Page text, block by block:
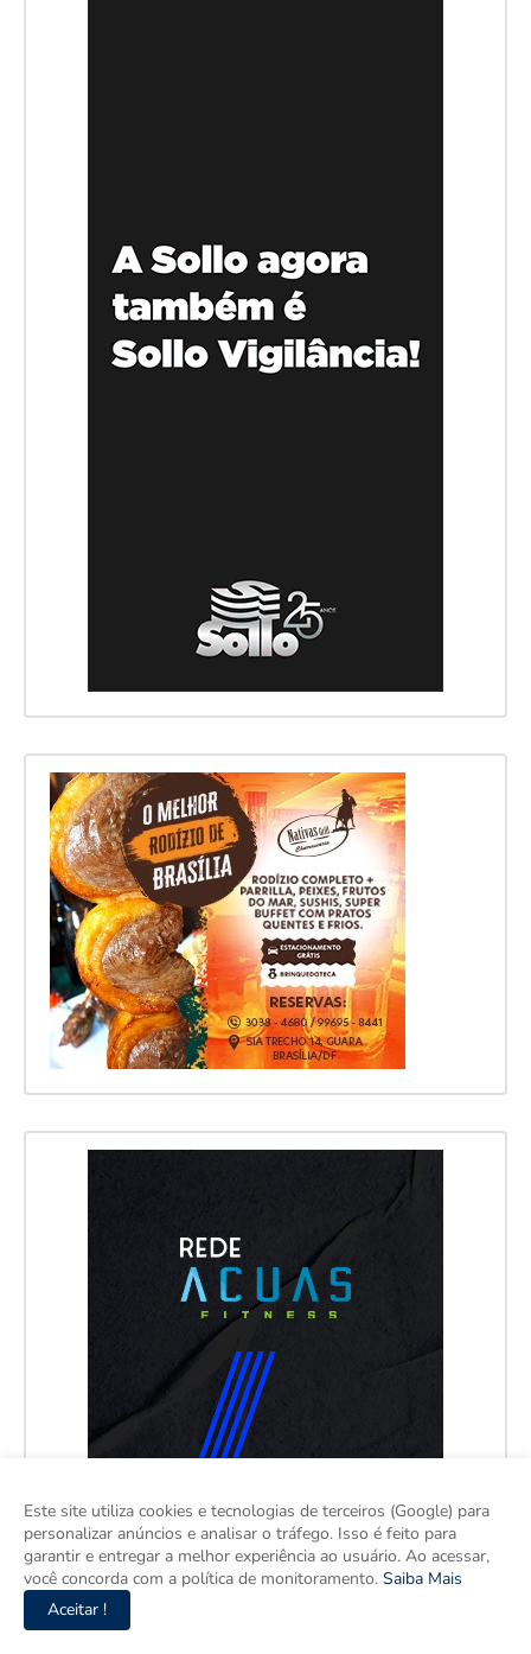
Este site utiliza cookies e tecnologias de terceiros (Google) para
personalizar anúncios e analisar o tráfego. Isso é feito para
garantir e entregar a melhor experiência ao usuário. Ao acessar,
você concorda com a política de monitoramento. Saiba Mais
Aceitar !